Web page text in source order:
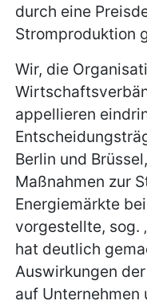
durch eine
Stromproduktion
Wir, die
appellieren
Berlin und
Maßnahmen zur
Energiemärkte
vorgestellte, sog.
hat deutlich
Auswirkungen
auf Unternehmen